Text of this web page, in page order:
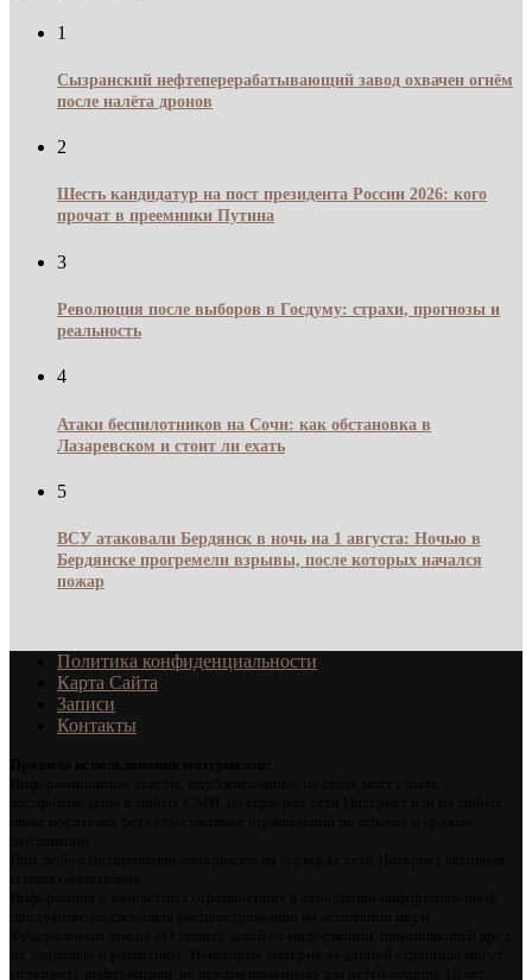
1
Сызранский нефтеперерабатывающий завод охвачен огнём
после налёта дронов
2
Шесть кандидатур на пост президента России 2026: кого
прочат в преемники Путина
3
Революция после выборов в Госдуму: страхи, прогнозы и
реальность
4
Атаки беспилотников на Сочи: как обстановка в
Лазаревском и стоит ли ехать
5
ВСУ атаковали Бердянск в ночь на 1 августа: Ночью в
Бердянске прогремели взрывы, после которых начался
пожар
Политика конфиденциальности
Карта Сайта
Записи
Контакты